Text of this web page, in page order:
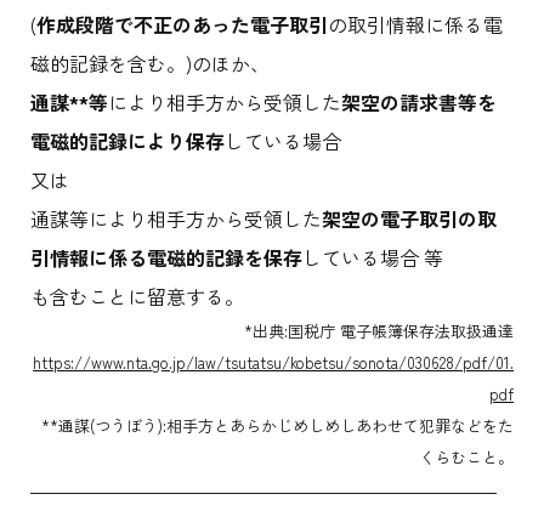
(作成段階で不正のあった電子取引の取引情報に係る電
磁的記録を含む。)のほか、
通謀**等により相手方から受領した架空の請求書等を
電磁的記録により保存している場合
又は
通謀等により相手方から受領した架空の電子取引の取
引情報に係る電磁的記録を保存している場合 等
も含むことに留意する。
*出典:国税庁 電子帳簿保存法取扱通達
https://www.nta.go.jp/law/tsutatsu/kobetsu/sonota/030628/pdf/01.
pdf
**通謀(つうぼう):相手方とあらかじめしめしあわせて犯罪などをた
くらむこと。
————————————————————————